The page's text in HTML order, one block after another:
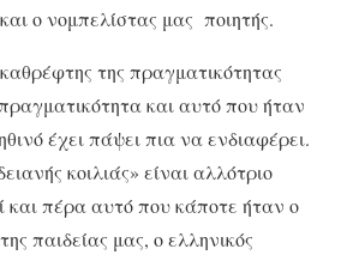
ο νομπελίστας μας ποιητής.
της πραγματικότητας
και αυτό που ήταν
έχει πάψει πια να ενδιαφέρει.
κοιλιάς» είναι αλλότριο
και πέρα αυτό που κάποτε ήταν ο
παιδείας μας, ο ελληνικός